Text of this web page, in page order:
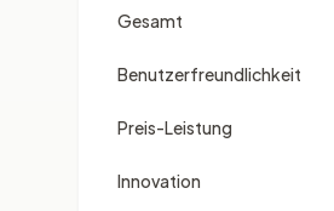
Gesamt
Benutzerfreundlichkeit
Preis-Leistung
Innovation